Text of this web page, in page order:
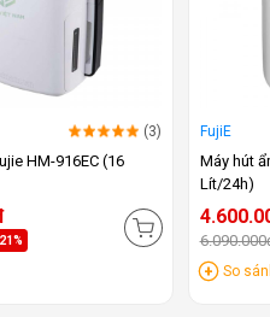
(3)
HM-916EC (16
FujiE
Máy hút
Lít/24h)
So